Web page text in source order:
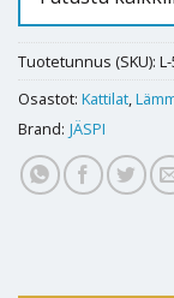
Tuotetunnus (SKU):
Osastot: Kattilat,
Brand: JÄSPI